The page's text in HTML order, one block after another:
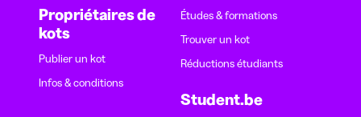
Propriétaires de
kots
Publier un kot
Infos & conditions
Études & formations
Trouver un kot
Réductions étudiants
Student.be